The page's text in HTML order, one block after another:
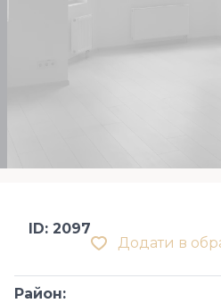
Додати в
ID: 2097
Район: